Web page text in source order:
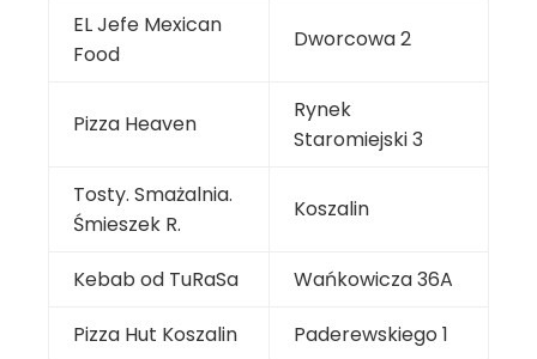
EL Jefe Mexican
Food
Dworcowa 2
Pizza Heaven
Rynek
Staromiejski 3
Tosty. Smażalnia.
Śmieszek R.
Koszalin
Kebab od TuRaSa
Wańkowicza 36A
Pizza Hut Koszalin
Paderewskiego 1